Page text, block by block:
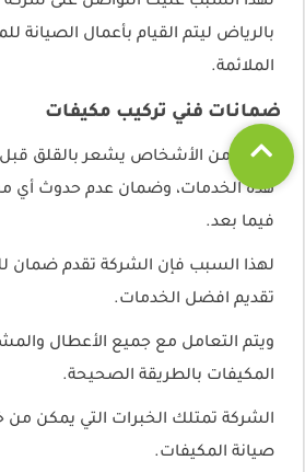
بالرياض ليتم القيام بأعمال الصيانة
الملائمة.
ضمانات فني تركيب مكيفات
الكثير من الأشخاص يشعر بالقلق
هذه الخدمات، وضمان عدم حدوث أي
فيما بعد.
لهذا السبب فإن الشركة تقدم ضمان
تقديم افضل الخدمات.
ويتم التعامل مع جميع الأعطال
المكيفات بالطريقة الصحيحة.
الشركة تمتلك الخبرات التي يمكن من
صيانة المكيفات.